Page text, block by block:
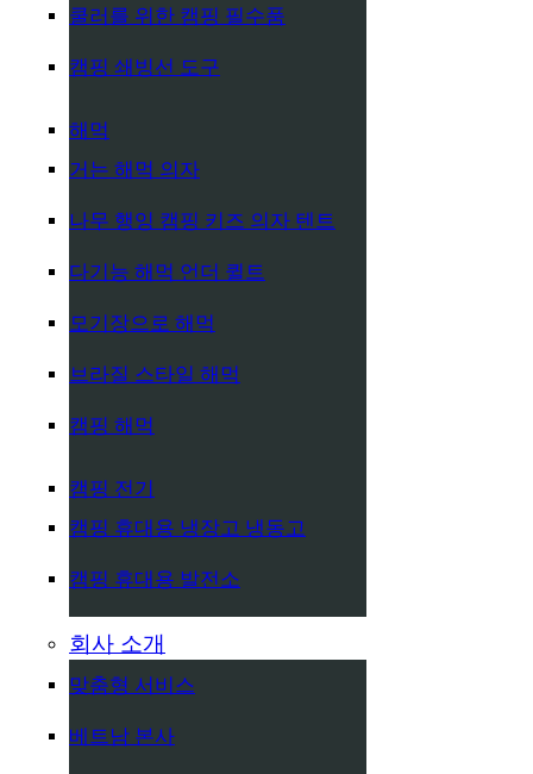
쿨러를 위한 캠핑 필수품
캠핑 쇄빙선 도구
해먹
거는 해먹 의자
나무 행잉 캠핑 키즈 의자 텐트
다기능 해먹 언더 퀼트
모기장으로 해먹
브라질 스타일 해먹
캠핑 해먹
캠핑 전기
캠핑 휴대용 냉장고 냉동고
캠핑 휴대용 발전소
회사 소개
맞춤형 서비스
베트남 본사